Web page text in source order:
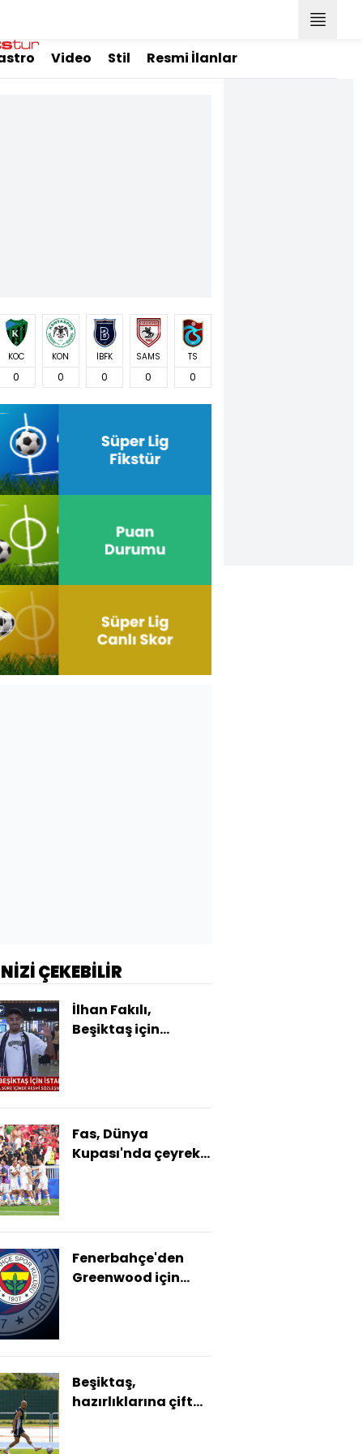
Video Stil Resmi İlanlar
KOC
0
KON
0
İBFK
0
SAMS
0
TS
0
ÇEKEBİLİR
İlhan Fakılı,
Beşiktaş için
Fas, Dünya
Kupası'nda çeyrek
Fenerbahçe'den
Greenwood için
Beşiktaş,
hazırlıklarına çift